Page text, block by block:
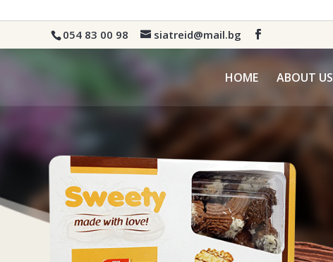
054 83 00 98 siatreid@mail.bg
HOME ABOUT US